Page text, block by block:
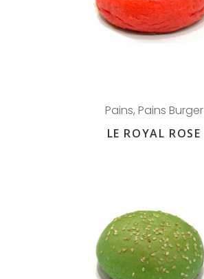
Pains, Pains Burger
LE ROYAL ROSE